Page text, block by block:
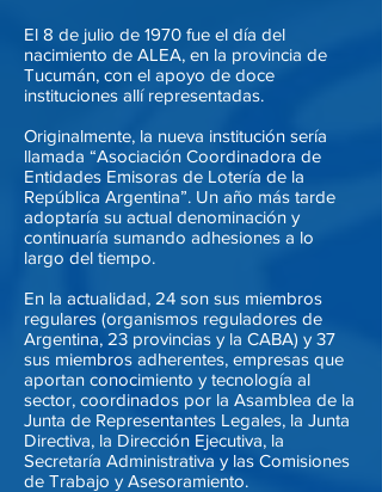
El 8 de julio de 1970 fue el día del
nacimiento de ALEA, en la provincia de
Tucumán, con el apoyo de doce
instituciones allí representadas.
Originalmente, la nueva institución sería
llamada “Asociación Coordinadora de
Entidades Emisoras de Lotería de la
República Argentina”. Un año más tarde
adoptaría su actual denominación y
continuaría sumando adhesiones a lo
largo del tiempo.
En la actualidad, 24 son sus miembros
regulares (organismos reguladores de
Argentina, 23 provincias y la CABA) y 37
sus miembros adherentes, empresas que
aportan conocimiento y tecnología al
sector, coordinados por la Asamblea de la
Junta de Representantes Legales, la Junta
Directiva, la Dirección Ejecutiva, la
Secretaría Administrativa y las Comisiones
de Trabajo y Asesoramiento.